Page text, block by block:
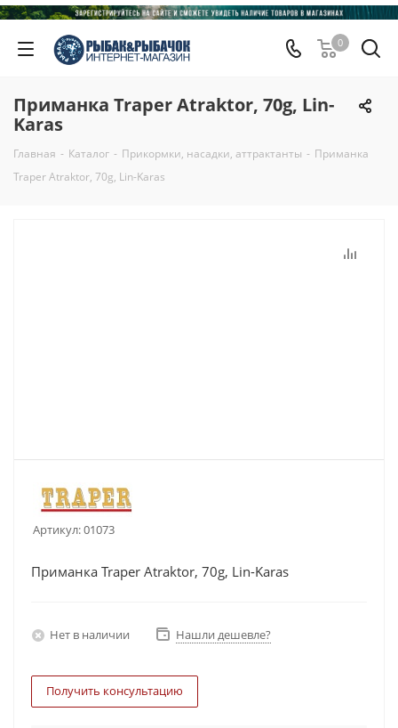
0
Приманка Traper Atraktor, 70g, Lin-
Karas
Главная - Каталог - Прикормки, насадки, аттрактанты - Приманка
Traper Atraktor, 70g, Lin-Karas
Артикул:01073
Приманка Traper Atraktor, 70g, Lin-Karas
Нет в наличии Нашли дешевле?
Получить консультацию